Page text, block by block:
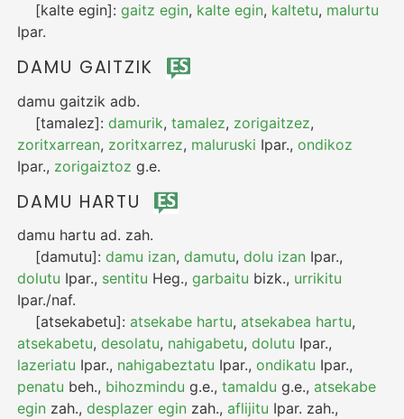
[kalte egin]:gaitz egin, kalte egin, kaltetu, malurtu
Ipar.
DAMU GAITZIK
damu gaitzik adb.
[tamalez]:damurik,tamalez, zorigaitzez,
zoritxarrean, zoritxarrez, maluruski Ipar.,ondikoz
Ipar., zorigaiztoz g.e.
DAMU HARTU
damu hartu ad. zah.
[damutu]:damu izan,damutu,dolu izan Ipar.,
dolutu Ipar., sentitu Heg.,garbaitu bizk., urrikitu
Ipar./naf.
[atsekabetu]:atsekabe hartu,atsekabea hartu,
atsekabetu,desolatu, nahigabetu,dolutu Ipar.,
lazeriatu Ipar., nahigabeztatu Ipar.,ondikatu Ipar.,
penatu beh., bihozmindu g.e.,tamaldu g.e.,atsekabe
egin zah.,desplazer egin zah.,aflijitu Ipar. zah.,